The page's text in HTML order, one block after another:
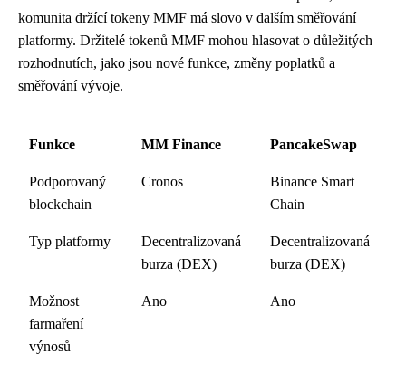
komunita držící tokeny MMF má slovo v dalším směřování
platformy. Držitelé tokenů MMF mohou hlasovat o důležitých
rozhodnutích, jako jsou nové funkce, změny poplatků a
směřování vývoje.
Funkce MM Finance PancakeSwap
Podporovaný
blockchain
Cronos
Binance Smart
Chain
Typ platformy
Decentralizovaná
burza (DEX)
Decentralizovaná
burza (DEX)
Možnost
farmaření
výnosů
Ano Ano